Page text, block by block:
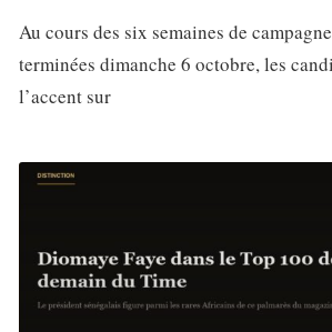
Au cours des six semaines de
terminées dimanche 6 octobre, les
l’accent sur